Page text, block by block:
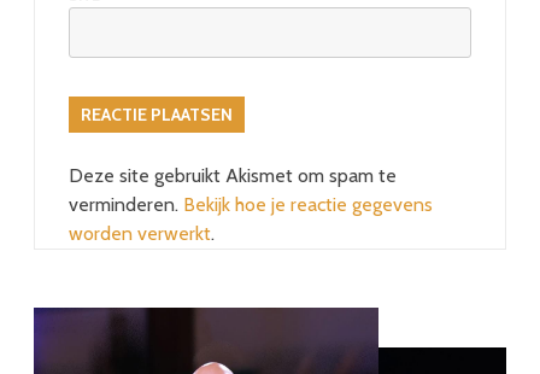
Deze site gebruikt Akismet om spam te
verminderen. Bekijk hoe je reactie gegevens
worden verwerkt.